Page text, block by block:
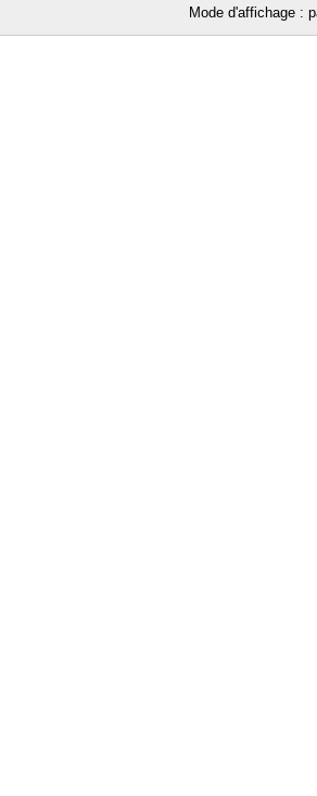
Mode d'affichage :